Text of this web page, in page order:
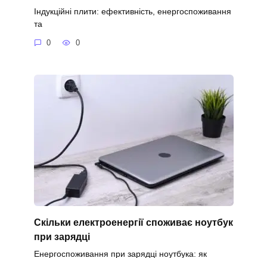
Індукційні плити: ефективність, енергоспоживання
та
0 0
Скільки електроенергії споживає ноутбук
при зарядці
Енергоспоживання при зарядці ноутбука: як